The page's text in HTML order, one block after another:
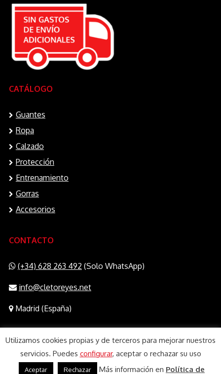
CATÁLOGO
Guantes
Ropa
Calzado
Protección
Entrenamiento
Gorras
Accesorios
CONTACTO
(+34) 628 263 492 (Solo WhatsApp)
info@cletoreyes.net
Madrid (España)
Utilizamos cookies propias y de terceros para mejorar nuestros
servicios. Puedes configurar, aceptar o rechazar su uso
Aceptar Rechazar Más información en Política de